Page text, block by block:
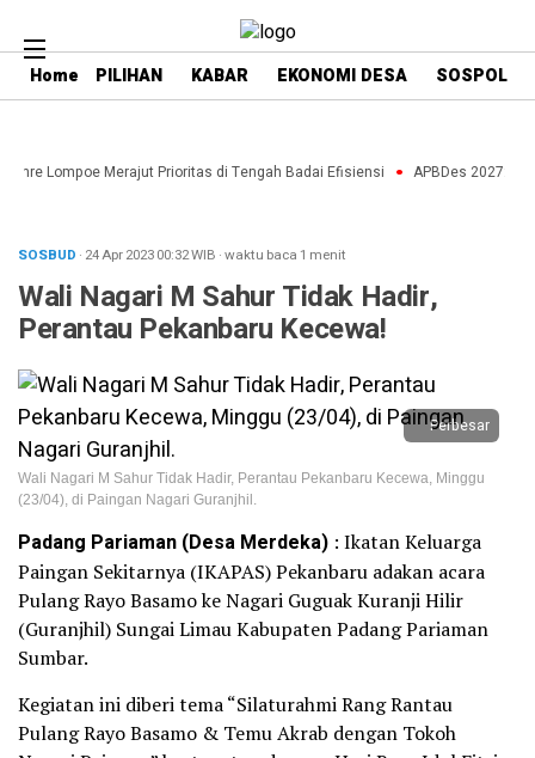
Home PILIHAN KABAR EKONOMI DESA SOSPOL
Lompoe Merajut Prioritas di Tengah Badai Efisiensi APBDes 2027:
SOSBUD · 24 Apr 202300:32WIB ·waktu baca 1 menit
Wali Nagari M Sahur Tidak Hadir,
Perantau Pekanbaru Kecewa!
Perbesar
Wali Nagari M Sahur Tidak Hadir, Perantau Pekanbaru Kecewa, Minggu
(23/04), di Paingan Nagari Guranjhil.
Padang Pariaman (Desa Merdeka) : Ikatan Keluarga
Paingan Sekitarnya (IKAPAS) Pekanbaru adakan acara
Pulang Rayo Basamo ke Nagari Guguak Kuranji Hilir
(Guranjhil) Sungai Limau Kabupaten Padang Pariaman
Sumbar.
Kegiatan ini diberi tema “Silaturahmi Rang Rantau
Pulang Rayo Basamo & Temu Akrab dengan Tokoh